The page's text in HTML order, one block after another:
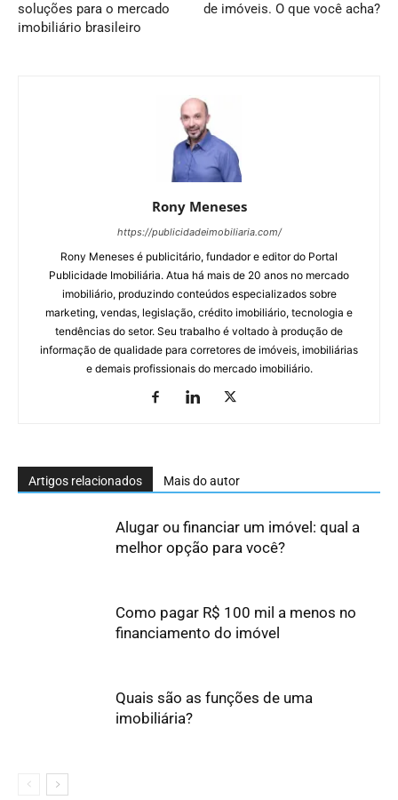
soluções para o mercado
imobiliário brasileiro
de imóveis. O que você acha?
Rony Meneses
https://publicidadeimobiliaria.com/
Rony Meneses é publicitário, fundador e editor do Portal
Publicidade Imobiliária. Atua há mais de 20 anos no mercado
imobiliário, produzindo conteúdos especializados sobre
marketing, vendas, legislação, crédito imobiliário, tecnologia e
tendências do setor. Seu trabalho é voltado à produção de
informação de qualidade para corretores de imóveis, imobiliárias
e demais profissionais do mercado imobiliário.
Artigos relacionados Mais do autor
Alugar ou financiar um imóvel: qual a
melhor opção para você?
Como pagar R$ 100 mil a menos no
financiamento do imóvel
Quais são as funções de uma
imobiliária?